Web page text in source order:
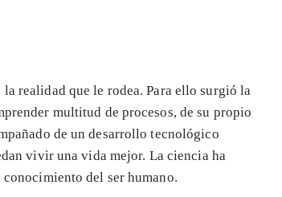
la realidad que le rodea. Para ello surgió la
multitud de procesos, de su propio
de un desarrollo tecnológico
vivir una vida mejor. La ciencia ha
del ser humano.